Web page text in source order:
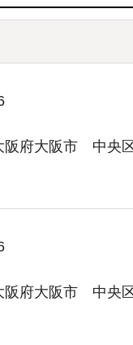
府大阪市 中央
府大阪市 中央